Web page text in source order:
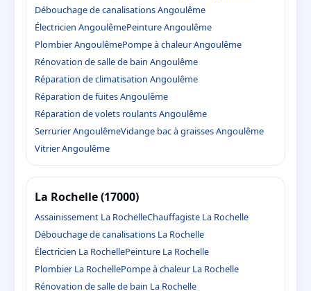
Débouchage de canalisations Angoulême
Électricien AngoulêmePeinture Angoulême
Plombier AngoulêmePompe à chaleur Angoulême
Rénovation de salle de bain Angoulême
Réparation de climatisation Angoulême
Réparation de fuites Angoulême
Réparation de volets roulants Angoulême
Serrurier AngoulêmeVidange bac à graisses Angoulême
Vitrier Angoulême
La Rochelle (17000)
Assainissement La RochelleChauffagiste La Rochelle
Débouchage de canalisations La Rochelle
Électricien La RochellePeinture La Rochelle
Plombier La RochellePompe à chaleur La Rochelle
Rénovation de salle de bain La Rochelle